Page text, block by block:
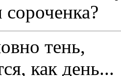
сороченка?
тень,
как день...